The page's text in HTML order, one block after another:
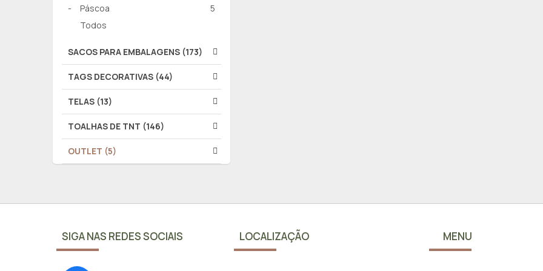
Páscoa
5
Todos
SACOS PARA EMBALAGENS (173)
TAGS DECORATIVAS (44)
TELAS (13)
TOALHAS DE TNT (146)
OUTLET (5)
SIGA NAS REDES SOCIAIS LOCALIZAÇÃO MENU